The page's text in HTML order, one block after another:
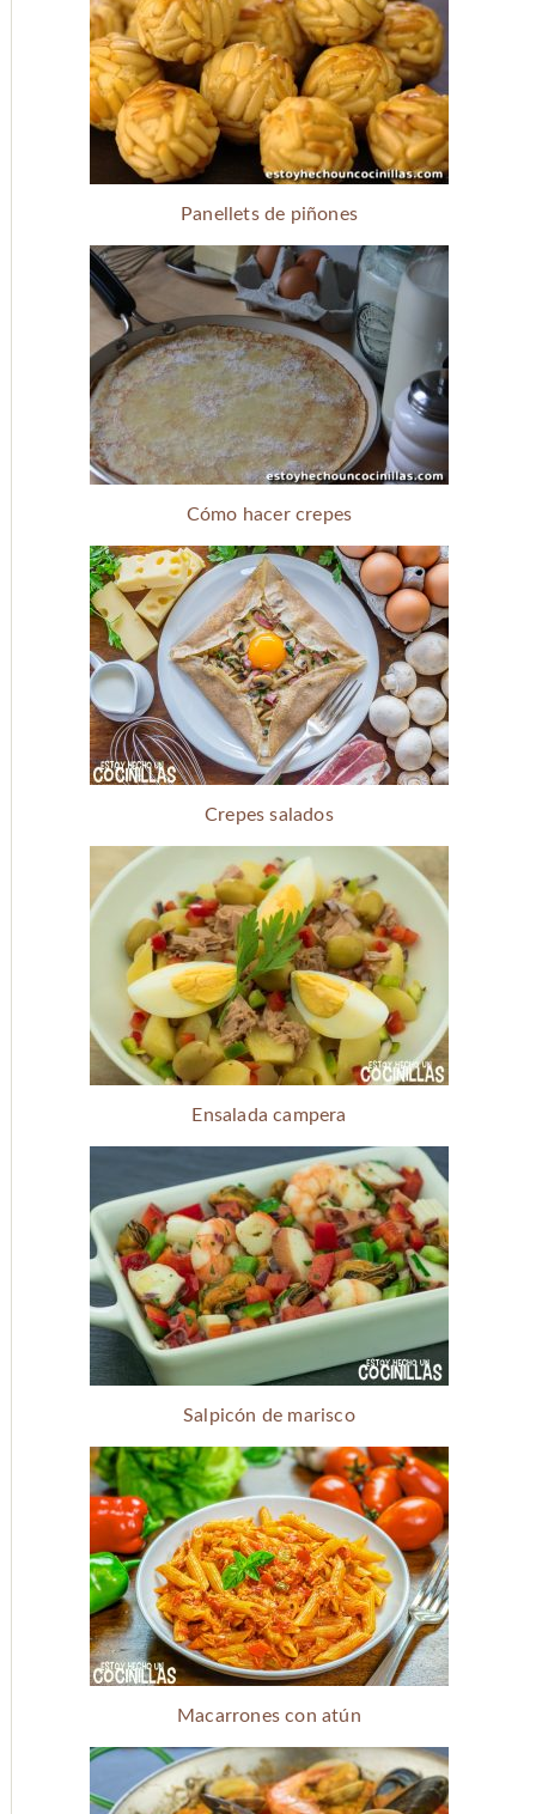
Panellets de piñones
Cómo hacer crepes
Crepes salados
Ensalada campera
Salpicón de marisco
Macarrones con atún